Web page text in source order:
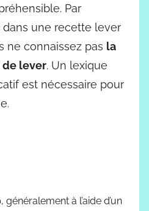
Par
une recette lever
ne connaissez pas la
de lever. Un lexique
est nécessaire pour
.
à l’aide d’un